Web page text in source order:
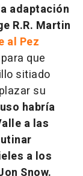
adaptación
R.R. Martin
al Pez
que
sitiado
su
habría
a las
a los
Snow.